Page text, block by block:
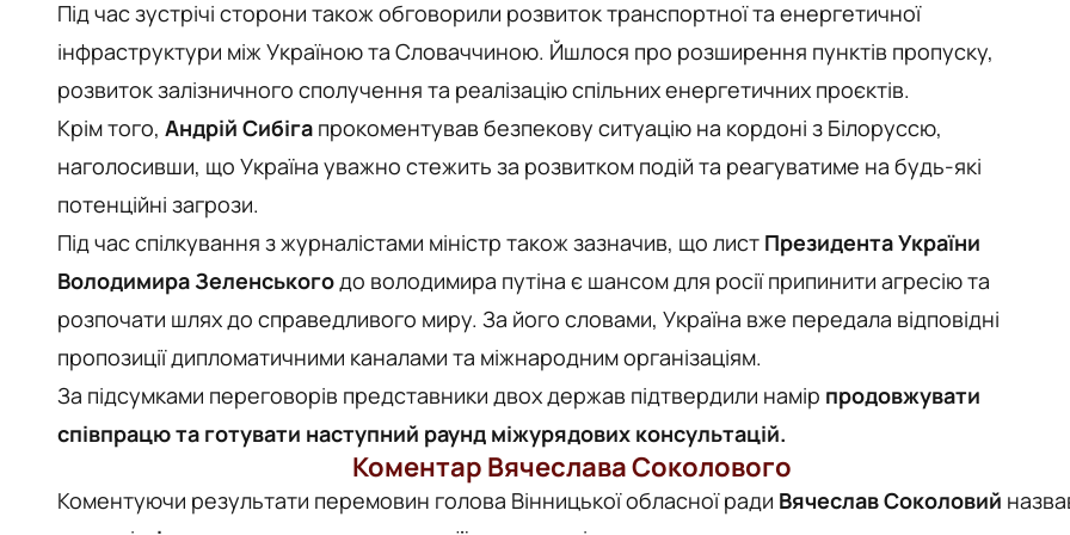
Під час зустрічі сторони також обговорили розвиток транспортної та енергетичної
інфраструктури між Україною та Словаччиною. Йшлося про розширення пунктів пропуску,
розвиток залізничного сполучення та реалізацію спільних енергетичних проєктів.
Крім того, Андрій Сибіга прокоментував безпекову ситуацію на кордоні з Білоруссю,
наголосивши, що Україна уважно стежить за розвитком подій та реагуватиме на будь-які
потенційні загрози.
Під час спілкування з журналістами міністр також зазначив, що лист Президента України
Володимира Зеленськогодо володимира путіна є шансом для росії припинити агресію та
розпочати шлях до справедливого миру. За його словами, Україна вже передала відповідні
пропозиції дипломатичними каналами та міжнародним організаціям.
За підсумками переговорів представники двох держав підтвердили намір продовжувати
співпрацю та готувати наступний раунд міжурядових консультацій.
Коментар Вячеслава Соколового
Коментуючи результати перемовин голова Вінницької обласної ради Вячеслав Соколовий